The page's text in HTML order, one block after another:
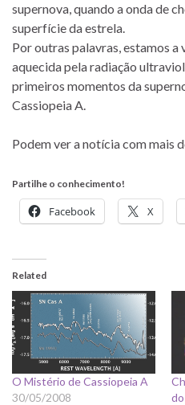
supernova, quando a onda de
superfície da estrela.
Por outras palavras, estamos
aquecida pela radiação
primeiros momentos da
Cassiopeia A.
Podem ver a notícia com mais
Partilhe o conhecimento!
Facebook X
Related
O Mistério de Cassiopeia A
30/05/2008